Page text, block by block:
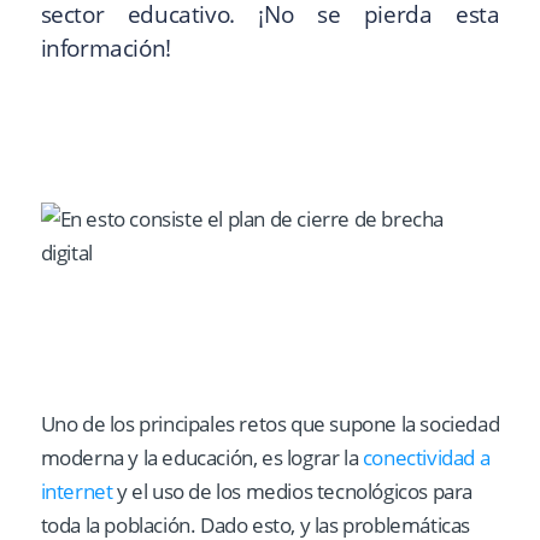
sector educativo. ¡No se pierda esta
información!
Uno de los principales retos que supone la sociedad
moderna y la educación, es lograr la conectividad a
internety el uso de los medios tecnológicos para
toda la población. Dado esto, y las problemáticas